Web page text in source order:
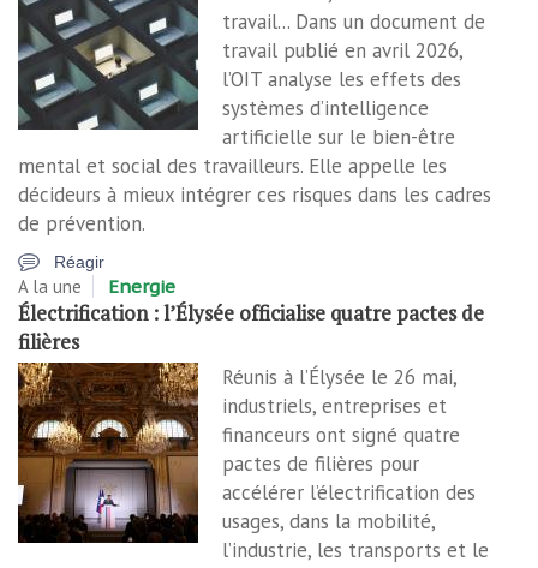
travail... Dans un document de
travail publié en avril 2026,
l’OIT analyse les effets des
systèmes d’intelligence
artificielle sur le bien-être
mental et social des travailleurs. Elle appelle les
décideurs à mieux intégrer ces risques dans les cadres
de prévention.
Réagir
A la une Energie
Électrification : l’Élysée officialise quatre pactes de
filières
Réunis à l’Élysée le 26 mai,
industriels, entreprises et
financeurs ont signé quatre
pactes de filières pour
accélérer l’électrification des
usages, dans la mobilité,
l’industrie, les transports et le